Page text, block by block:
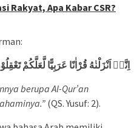
Rakyat, Apa Kabar CSR?
اِنَّاۤ اَنْزَلْنٰهُ قُرْاٰنًا عَرَبِيًّا لَّعَلَّكُمْ
berupa Al-Qur’an
(QS. Yusuf: 2).